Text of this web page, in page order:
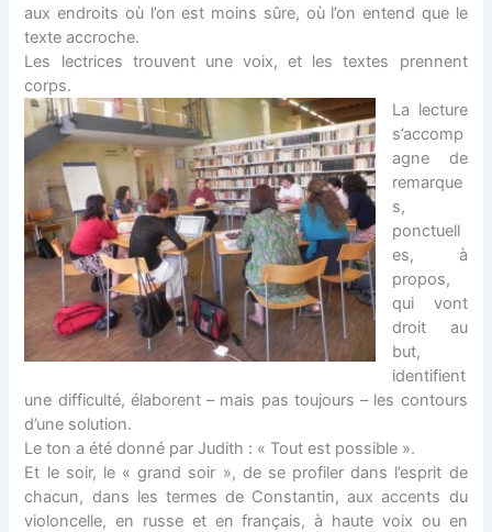
aux endroits où l’on est moins sûre, où l’on entend que le
texte accroche.
Les lectrices trouvent une voix, et les textes prennent
corps.
La lecture
s’accomp
agne de
remarque
s,
ponctuell
es, à
propos,
qui vont
droit au
but,
identifient
une difficulté, élaborent – mais pas toujours – les contours
d’une solution.
Le ton a été donné par Judith : « Tout est possible ».
Et le soir, le « grand soir », de se profiler dans l’esprit de
chacun, dans les termes de Constantin, aux accents du
violoncelle, en russe et en français, à haute voix ou en